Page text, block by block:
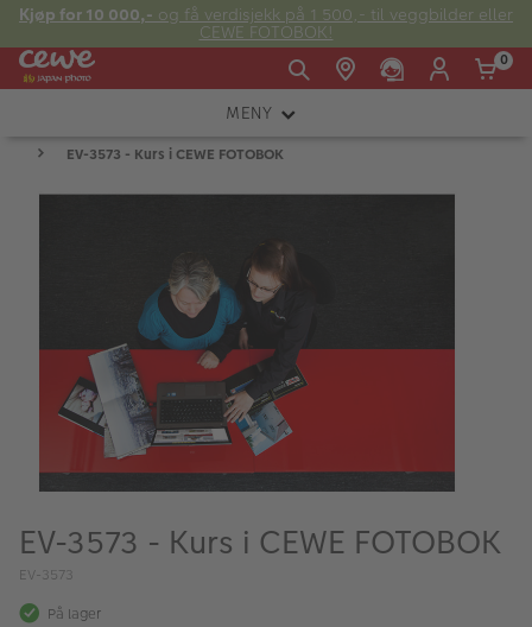
Kjøp for 10 000,- og få verdisjekk på 1 500,- til veggbilder eller
CEWE FOTOBOK!
Fre:
20:00
E-post:
kundeservice@japanphoto.no
0
MENY
KAMERA
LYS OG STUDIO
INSTANTFOTO
ANALOG
KIKKERTER
RAMMER
ALBUM
EV-3573 - Kurs i CEWE FOTOBOK
EV-3573 - Kurs i CEWE FOTOBOK
EV-3573
På lager